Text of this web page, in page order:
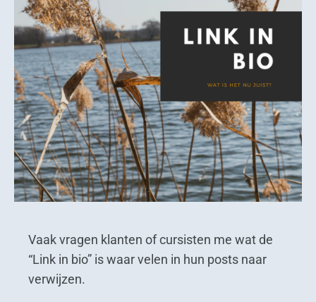
Vaak vragen klanten of cursisten me wat de
“Link in bio” is waar velen in hun posts naar
verwijzen.